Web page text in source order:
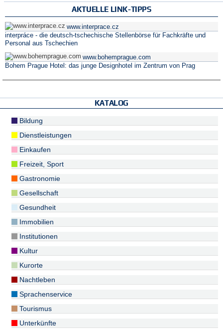
AKTUELLE LINK-TIPPS
www.interprace.cz
interpráce - die deutsch-tschechische Stellenbörse für Fachkräfte und
Personal aus Tschechien
www.bohemprague.com
Bohem Prague Hotel: das junge Designhotel im Zentrum von Prag
KATALOG
Bildung
Dienstleistungen
Einkaufen
Freizeit, Sport
Gastronomie
Gesellschaft
Gesundheit
Immobilien
Institutionen
Kultur
Kurorte
Nachtleben
Sprachenservice
Tourismus
Unterkünfte